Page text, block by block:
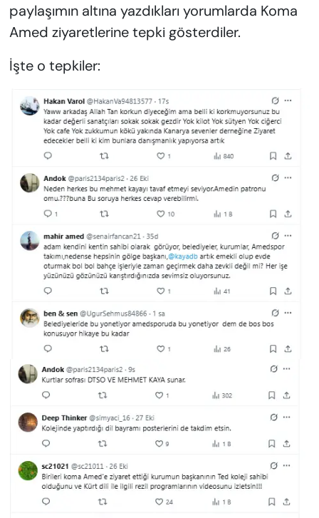
paylaşımın altına yazdıkları yorumlarda Koma
Amed ziyaretlerine tepki gösterdiler.
İşte o tepkiler: